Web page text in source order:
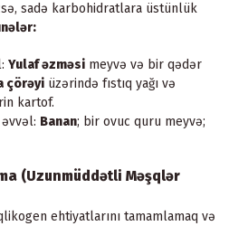
sadə karbohidratlara üstünlük
Yulaf əzməsi meyvə və bir qədər
çörəyi üzərində fıstıq yağı və
kartof.
Banan; bir ovuc quru meyvə;
(Uzunmüddətli Məşqlər
ehtiyatlarını tamamlamaq və